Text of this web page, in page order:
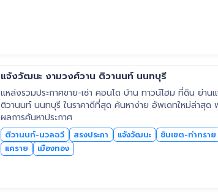
แจ้งวัฒนะ งามวงศ์วาน ติวานนท์ นนทบุรี
แหล่งรวมประกาศขาย-เช่า คอนโด บ้าน ทาวน์โฮม ที่ดิน ย่า
ติวานนท์ นนทบุรี ในราคาดีที่สุด ค้นหาง่าย อัพเดทใหม่ล่าสุด
ผลการค้นหาประกาศ
ติวานนท์-นวลฉวี สรงประภา แจ้งวัฒนะ ชินเขต-ท่าทราย
แคราย
เมืองทอง